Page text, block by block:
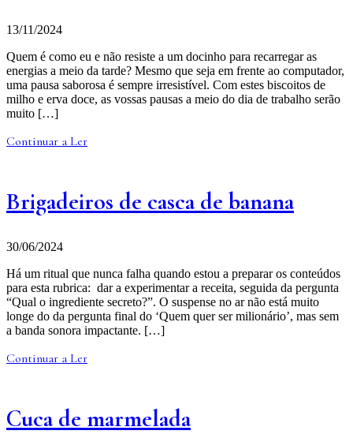
13/11/2024
Quem é como eu e não resiste a um docinho para recarregar as
energias a meio da tarde? Mesmo que seja em frente ao computador,
uma pausa saborosa é sempre irresistível. Com estes biscoitos de
milho e erva doce, as vossas pausas a meio do dia de trabalho serão
muito […]
Continuar a Ler
Brigadeiros de casca de banana
30/06/2024
Há um ritual que nunca falha quando estou a preparar os conteúdos
para esta rubrica: dar a experimentar a receita, seguida da pergunta
“Qual o ingrediente secreto?”. O suspense no ar não está muito
longe do da pergunta final do ‘Quem quer ser milionário’, mas sem
a banda sonora impactante. […]
Continuar a Ler
Cuca de marmelada